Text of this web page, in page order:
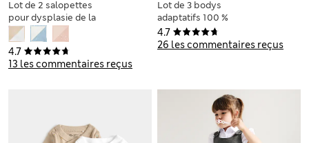
4.7
13 les commentaires reçus
Lot de 2 salopettes
pour dysplasie de la
hanche en coton
(3,2kg-1 an)
4.7
26 les commentaires reçus
Lot de 3 bodys
adaptatifs 100 %
coton (du 3 au 16
ans)